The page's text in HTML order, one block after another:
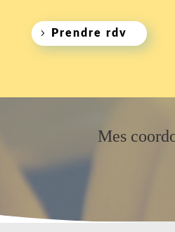
Prendre rdv
Mes